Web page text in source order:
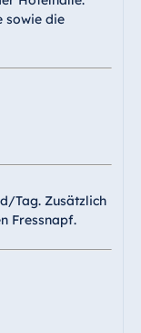
sowie die
Tag. Zusätzlich
Fressnapf.